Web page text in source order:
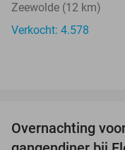
Zeewolde (12 km)
Verkocht: 4.578
Overnachting